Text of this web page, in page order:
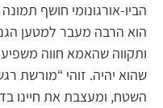
הביו-אורגונומי חושף
הוא הרבה מעבר למטען
ותקווה שהאמא חווה
שהוא יהיה. זוהי “מורשת
השטח, ומעצבת את חיינו